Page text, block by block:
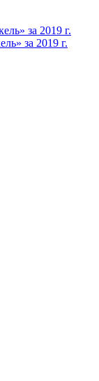
за 2019 г.
за 2019 г.